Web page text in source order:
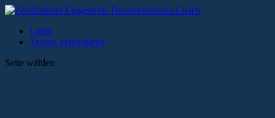
Login
Termin vereinbaren
Seite wählen